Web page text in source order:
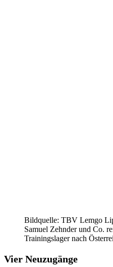
Bildquelle: TBV Lemgo
Samuel Zehnder und Co.
Trainingslager nach
Vier Neuzugänge